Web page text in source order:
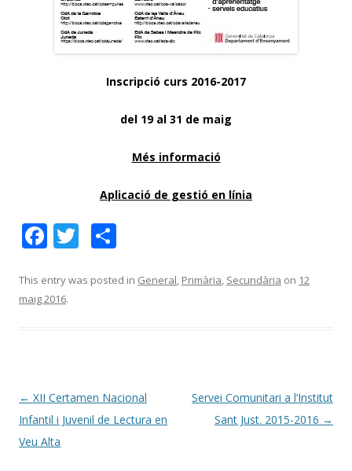
Inscripció curs 2016-2017
del 19 al 31 de maig
Més informació
Aplicació de gestió en línia
F
e
b
k
T
itt m
ix
This entry was posted in General, Primària, Secundària on 12
maig 2016.
Post
navigation
← XII Certamen Nacional
Infantil i Juvenil de Lectura en
Veu Alta
Servei Comunitari a l’Institut
Sant Just. 2015-2016 →